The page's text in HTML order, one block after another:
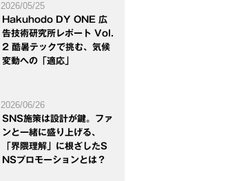
2026/05/25
Hakuhodo DY ONE 広
告技術研究所レポート Vol.
2 酷暑テックで挑む、気候
変動への「適応」
2026/06/26
SNS施策は設計が鍵。ファ
ンと一緒に盛り上げる、
「界隈理解」に根ざしたS
NSプロモーションとは？